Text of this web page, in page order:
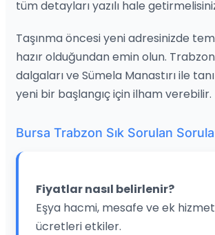
tüm detayları yazılı hale
Taşınma öncesi yeni adresinizde
hazır olduğundan emin olun.
dalgaları ve Sümela Manastırı ile
yeni bir başlangıç için ilham verebilir.
Bursa Trabzon Sık Sorulan
Fiyatlar nasıl belirlenir?
Eşya hacmi, mesafe ve ek
ücretleri etkiler.